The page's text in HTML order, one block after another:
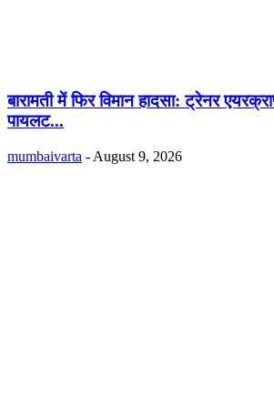
बारामती में फिर विमान हादसा: ट्रेनर
पायलट...
mumbaivarta - August 9, 2026